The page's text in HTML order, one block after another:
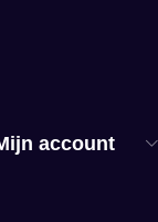
account